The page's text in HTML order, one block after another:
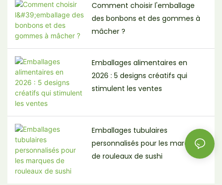
Comment choisir l'emballage
des bonbons et des gommes à
mâcher ?
Emballages alimentaires en
2026 : 5 designs créatifs qui
stimulent les ventes
Emballages tubulaires
personnalisés pour les marques
de rouleaux de sushi